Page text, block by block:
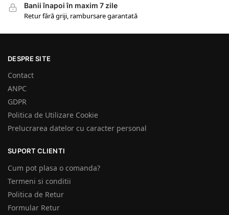
Banii înapoi în maxim 7 zile
Retur fără griji, rambursare garantată
DESPRE SITE
Contact
ANPC
GDPR
Politica de Utilizare Cookie
Prelucrarea datelor cu caracter personal
SUPORT CLIENTI
Cum pot plasa o comanda?
Termeni si conditii
Politica de Retur
Formular Retur